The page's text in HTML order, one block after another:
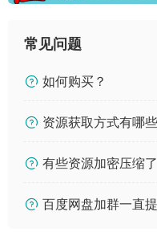
常见问题
如何购买？
资源获取方式有哪
有些资源加密压缩
百度网盘加群一直